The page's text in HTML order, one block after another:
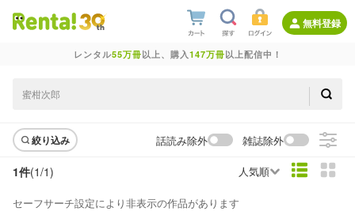
無料登録
レンタル55万冊以上、購入147万冊以上配信中！
絞り込み 話読み除外 雑誌除外
1件(1/1) 人気順
セーフサーチ設定により非表示の作品があります